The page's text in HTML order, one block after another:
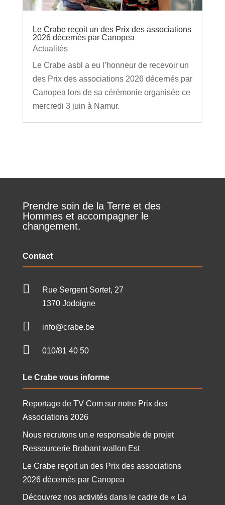
Le Crabe reçoit un des Prix des associations
2026 décernés par Canopea
Actualités
Le Crabe asbl a eu l’honneur de recevoir un
des Prix des associations 2026 décernés par
Canopea lors de sa cérémonie organisée ce
mercredi 3 juin à Namur.
Prendre soin de la Terre et des
Hommes et accompagner le
changement.
Contact

Rue Sergent Sortet, 27
1370 Jodoigne
 info@crabe.be
 010/81 40 50
Le Crabe vous informe
Reportage de TV Com sur notre Prix des
Associations 2026
Nous recrutons un.e responsable de projet
Ressourcerie Brabant wallon Est
Le Crabe reçoit un des Prix des associations
2026 décernés par Canopea
Découvrez nos activités dans le cadre de « La